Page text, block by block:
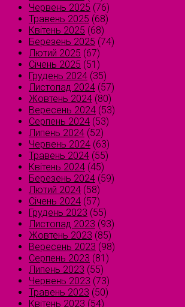
Червень 2025 (76)
Травень 2025 (68)
Квітень 2025 (68)
Березень 2025 (74)
Лютий 2025 (67)
Січень 2025 (51)
Грудень 2024 (35)
Листопад 2024 (57)
Жовтень 2024 (80)
Вересень 2024 (53)
Серпень 2024 (53)
Липень 2024 (52)
Червень 2024 (63)
Травень 2024 (55)
Квітень 2024 (45)
Березень 2024 (59)
Лютий 2024 (58)
Січень 2024 (57)
Грудень 2023 (55)
Листопад 2023 (93)
Жовтень 2023 (85)
Вересень 2023 (98)
Серпень 2023 (81)
Липень 2023 (55)
Червень 2023 (73)
Травень 2023 (50)
Квітень 2023 (54)